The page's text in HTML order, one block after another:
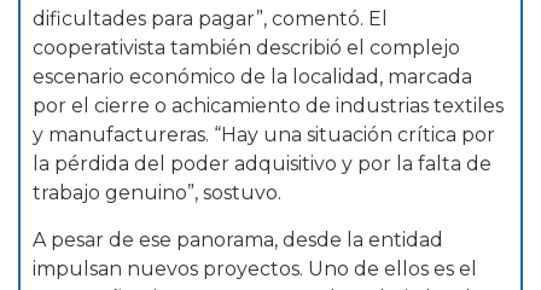
dificultades para pagar”, comentó. El
cooperativista también describió el complejo
escenario económico de la localidad, marcada
por el cierre o achicamiento de industrias textiles
y manufactureras. “Hay una situación crítica por
la pérdida del poder adquisitivo y por la falta de
trabajo genuino”, sostuvo.
A pesar de ese panorama, desde la entidad
impulsan nuevos proyectos. Uno de ellos es el